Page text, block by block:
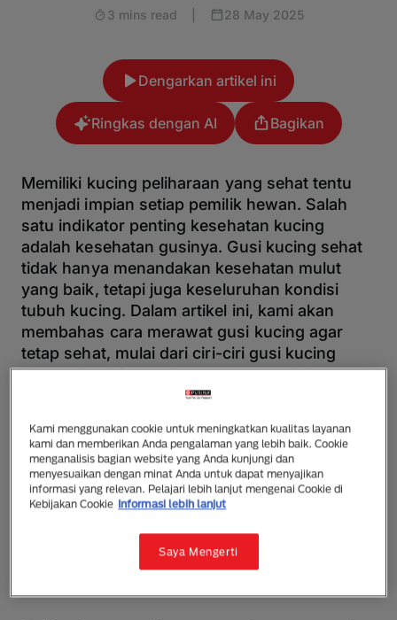
3 mins read 28 May 2025
Dengarkan artikel ini
Ringkas dengan AI Bagikan
Memiliki kucing peliharaan yang sehat tentu
menjadi impian setiap pemilik hewan. Salah
satu indikator penting kesehatan kucing
adalah kesehatan gusinya. Gusi kucing sehat
tidak hanya menandakan kesehatan mulut
yang baik, tetapi juga keseluruhan kondisi
tubuh kucing. Dalam artikel ini, kami akan
membahas cara merawat gusi kucing agar
tetap sehat, mulai dari ciri-ciri gusi kucing
yang sehat hingga tips perawatan gigi yang
bisa Anda terapkan di rumah.
Ciri-Ciri Gusi Kucing yang Sehat
Sebelum membahas lebih jauh mengenai perawatan
gigi dan gusi kucing, penting untuk mengetahui ciri-
yang dapat Anda perhatikan:
Kami menggunakan cookie untuk meningkatkan kualitas layanan
kami dan memberikan Anda pengalaman yang lebih baik. Cookie
menganalisis bagian website yang Anda kunjungi dan
menyesuaikan dengan minat Anda untuk dapat menyajikan
informasi yang relevan. Pelajari lebih lanjut mengenai Cookie di
Kebijakan Cookie Informasi lebih lanjut
Saya Mengerti